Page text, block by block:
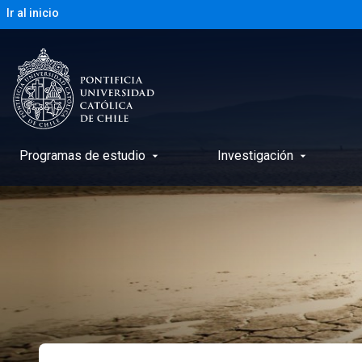
Ir al inicio
Programas de estudio arrow_drop_down Investigación arrow_drop_down